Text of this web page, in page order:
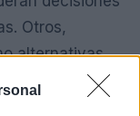
Otros,
alternativas
de